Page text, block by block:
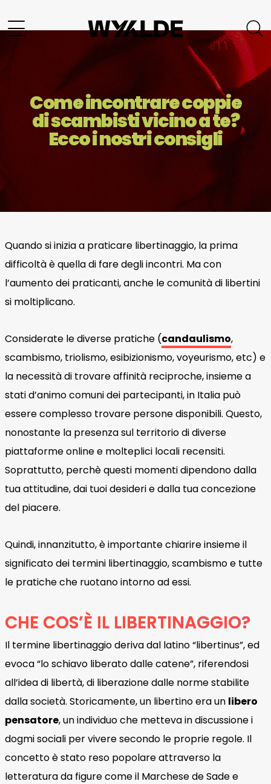
Come incontrare coppie
di scambisti vicino a te?
Ecco i nostri consigli
Quando si inizia a praticare libertinaggio, la prima
difficoltà è quella di fare degli incontri. Ma con
l’aumento dei praticanti, anche le comunità di libertini
si moltiplicano.
Considerate le diverse pratiche (candaulismo,
scambismo, triolismo, esibizionismo, voyeurismo, etc) e
la necessità di trovare affinità reciproche, insieme a
stati d’animo comuni dei partecipanti, in Italia può
essere complesso trovare persone disponibili. Questo,
nonostante la presenza sul territorio di diverse
piattaforme online e molteplici locali recensiti.
Soprattutto, perchè questi momenti dipendono dalla
tua attitudine, dai tuoi desideri e dalla tua concezione
del piacere.
Quindi, innanzitutto, è importante chiarire insieme il
significato dei termini libertinaggio, scambismo e tutte
le pratiche che ruotano intorno ad essi.
CHE COS’È IL LIBERTINAGGIO?
Il termine libertinaggio deriva dal latino “libertinus”, ed
evoca “lo schiavo liberato dalle catene”, riferendosi
all’idea di libertà, di liberazione dalle norme stabilite
dalla società. Storicamente, un libertino era un libero
pensatore, un individuo che metteva in discussione i
dogmi sociali per vivere secondo le proprie regole. Il
concetto è stato reso popolare attraverso la
letteratura da figure come il Marchese de Sade e